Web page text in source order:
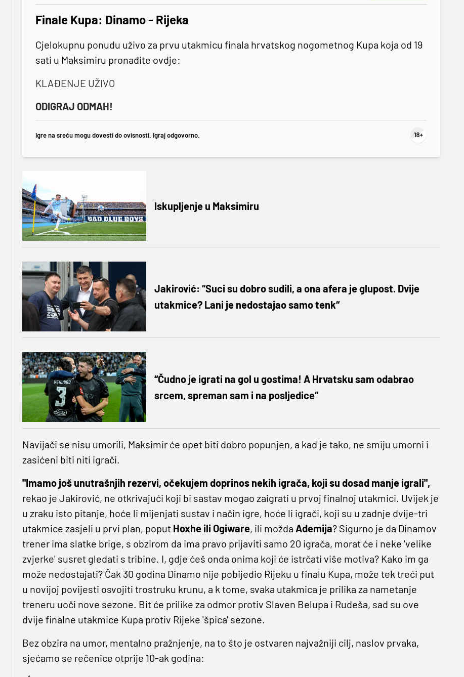
Finale Kupa: Dinamo - Rijeka
Cjelokupnu ponudu uživo za prvu utakmicu finala hrvatskog nogometnog Kupa koja od 19
sati u Maksimiru pronađite ovdje:
KLAĐENJE UŽIVO
ODIGRAJ ODMAH!
Igre na sreću mogu dovesti do ovisnosti. Igraj odgovorno.
Iskupljenje u Maksimiru
Jakirović: “Suci su dobro sudili, a ona afera je glupost. Dvije
utakmice? Lani je nedostajao samo tenk“
“Čudno je igrati na gol u gostima! A Hrvatsku sam odabrao
srcem, spreman sam i na posljedice“
Navijači se nisu umorili, Maksimir će opet biti dobro popunjen, a kad je tako, ne smiju umorni i
zasićeni biti niti igrači.
"Imamo još unutrašnjih rezervi, očekujem doprinos nekih igrača, koji su dosad manje igrali",
rekao je Jakirović, ne otkrivajući koji bi sastav mogao zaigrati u prvoj finalnoj utakmici. Uvijek je
u zraku isto pitanje, hoće li mijenjati sustav i način igre, hoće li igrači, koji su u zadnje dvije-tri
utakmice zasjeli u prvi plan, poput Hoxhe ili Ogiware, ili možda Ademija? Sigurno je da Dinamov
trener ima slatke brige, s obzirom da ima pravo prijaviti samo 20 igrača, morat će i neke 'velike
zvjerke' susret gledati s tribine. I, gdje ćeš onda onima koji će istrčati više motiva? Kako im ga
može nedostajati? Čak 30 godina Dinamo nije pobijedio Rijeku u finalu Kupa, može tek treći put
u novijoj povijesti osvojiti trostruku krunu, a k tome, svaka utakmica je prilika za nametanje
treneru uoči nove sezone. Bit će prilike za odmor protiv Slaven Belupa i Rudeša, sad su ove
dvije finalne utakmice Kupa protiv Rijeke 'špica' sezone.
Bez obzira na umor, mentalno pražnjenje, na to što je ostvaren najvažniji cilj, naslov prvaka,
sjećamo se rečenice otprije 10-ak godina: